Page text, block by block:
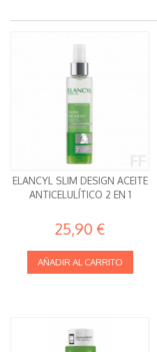
ELANCYL SLIM DESIGN ACEITE
ANTICELULÍTICO 2 EN 1
25,90 €
AÑADIR AL CARRITO